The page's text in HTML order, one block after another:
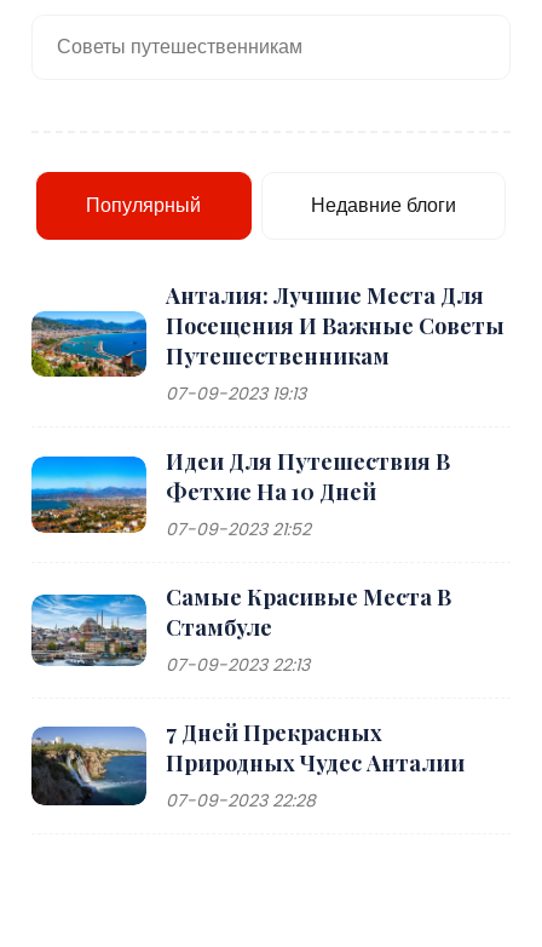
Советы путешественникам
Популярный Недавние блоги
Анталия: Лучшие Места Для
Посещения И Важные Советы
Путешественникам
07-09-2023 19:13
Идеи Для Путешествия В
Фетхие На 10 Дней
07-09-2023 21:52
Самые Красивые Места В
Стамбуле
07-09-2023 22:13
7 Дней Прекрасных
Природных Чудес Анталии
07-09-2023 22:28